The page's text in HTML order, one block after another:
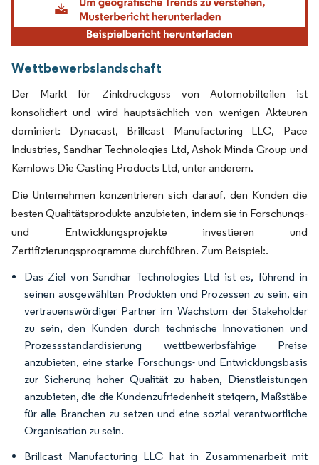
Wettbewerbslandschaft
Der Markt für Zinkdruckguss von Automobilteilen ist
konsolidiert und wird hauptsächlich von wenigen Akteuren
dominiert: Dynacast, Brillcast Manufacturing LLC, Pace
Industries, Sandhar Technologies Ltd, Ashok Minda Group und
Kemlows Die Casting Products Ltd, unter anderem.
Die Unternehmen konzentrieren sich darauf, den Kunden die
besten Qualitätsprodukte anzubieten, indem sie in Forschungs-
und Entwicklungsprojekte investieren und
Zertifizierungsprogramme durchführen. Zum Beispiel:.
Das Ziel von Sandhar Technologies Ltd ist es, führend in
seinen ausgewählten Produkten und Prozessen zu sein, ein
vertrauenswürdiger Partner im Wachstum der Stakeholder
zu sein, den Kunden durch technische Innovationen und
Prozessstandardisierung wettbewerbsfähige Preise
anzubieten, eine starke Forschungs- und Entwicklungsbasis
zur Sicherung hoher Qualität zu haben, Dienstleistungen
anzubieten, die die Kundenzufriedenheit steigern, Maßstäbe
für alle Branchen zu setzen und eine sozial verantwortliche
Organisation zu sein.
Brillcast Manufacturing LLC hat in Zusammenarbeit mit